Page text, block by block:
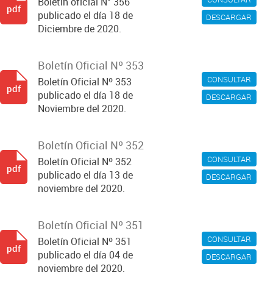
DESCARGAR
publicado el día 18 de
Diciembre de 2020.
pdf
CONSULTAR
DESCARGAR
Boletín Oficial Nº 353
Boletín Oficial Nº 353
publicado el día 18 de
Noviembre del 2020.
pdf
CONSULTAR
DESCARGAR
Boletín Oficial Nº 352
Boletín Oficial Nº 352
publicado el día 13 de
noviembre del 2020.
pdf
CONSULTAR
DESCARGAR
Boletín Oficial Nº 351
Boletín Oficial Nº 351
publicado el día 04 de
noviembre del 2020.
pdf